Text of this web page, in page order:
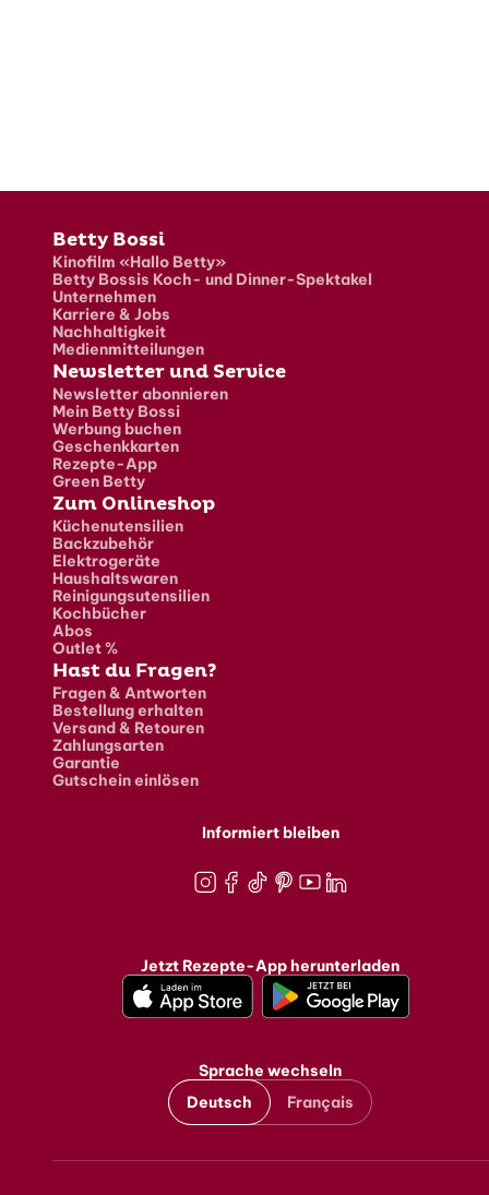
Fusszeile
Betty Bossi
Kinofilm «Hallo Betty»
Betty Bossis Koch- und Dinner-Spektakel
Unternehmen
Karriere & Jobs
Nachhaltigkeit
Medienmitteilungen
Newsletter und Service
Newsletter abonnieren
Mein Betty Bossi
Werbung buchen
Geschenkkarten
Rezepte-App
Green Betty
Zum Onlineshop
Küchenutensilien
Backzubehör
Elektrogeräte
Haushaltswaren
Reinigungsutensilien
Kochbücher
Abos
Outlet %
Hast du Fragen?
Fragen & Antworten
Bestellung erhalten
Versand & Retouren
Zahlungsarten
Garantie
Gutschein einlösen
Informiert bleiben
Jetzt Rezepte-App herunterladen
Sprache wechseln
Deutsch
Français